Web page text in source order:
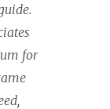
for